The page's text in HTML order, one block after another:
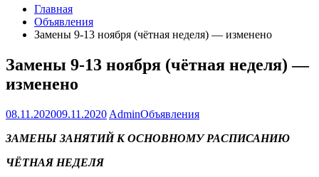
Главная
Объявления
Замены 9-13 ноября (чётная неделя) — изменено
Замены 9-13 ноября (чётная неделя) —
изменено
08.11.202009.11.2020 AdminОбъявления
ЗАМЕНЫ ЗАНЯТИЙ К ОСНОВНОМУ РАСПИСАНИЮ
ЧЁТНАЯ НЕДЕЛЯ